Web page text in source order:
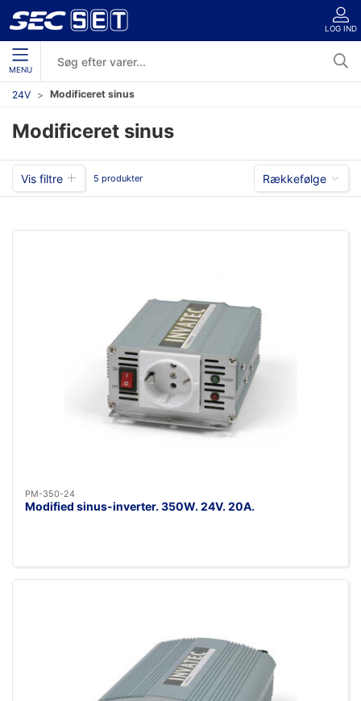
LOG IND
MENU
24V Modificeret sinus
Modificeret sinus
Vis filtre 5 produkter Rækkefølge
PM-350-24
Modified sinus-inverter. 350W. 24V. 20A.